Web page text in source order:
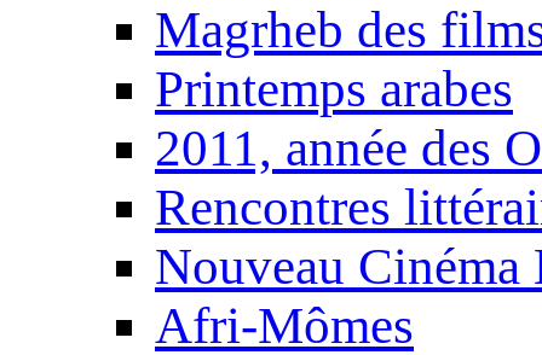
Magrheb des
Printemps arabes
2011, année des
Rencontres
Nouveau Cinéma
Afri-Mômes